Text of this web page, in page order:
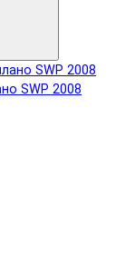
SWP 2008